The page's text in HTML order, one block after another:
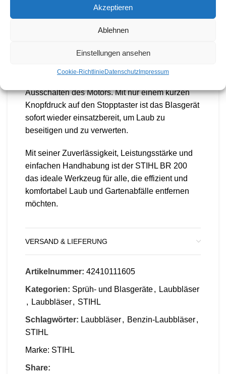
Akzeptieren
Ablehnen
Einstellungen ansehen
Cookie-Richtlinie Datenschutz Impressum
müheloses Starten und Stoppen des Blasgeräts.
Sie können den Gashebel auch in der
gewünschten Leistungsstufe arretieren, je nach
Ausschalten des Motors. Mit nur einem kurzen
Knopfdruck auf den Stopptaster ist das Blasgerät
sofort wieder einsatzbereit, um Laub zu
beseitigen und zu verwerten.
Mit seiner Zuverlässigkeit, Leistungsstärke und
einfachen Handhabung ist der STIHL BR 200
das ideale Werkzeug für alle, die effizient und
komfortabel Laub und Gartenabfälle entfernen
möchten.
VERSAND & LIEFERUNG
Artikelnummer: 42410111605
Kategorien: Sprüh- und Blasgeräte, Laubbläser
, Laubbläser, STIHL
Schlagwörter: Laubbläser, Benzin-Laubbläser,
STIHL
Marke: STIHL
Share: